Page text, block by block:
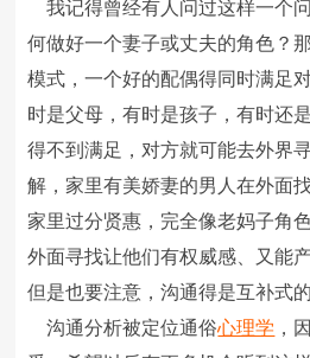
我记得曾经有人问过这样一个
何做好一个妻子或丈夫的角色？
模式，一个好的配偶得同时满足
时是父母，有时是孩子，有时还
得不到满足，对方就可能去外界
解，家里有美娇妻的男人在外面
家里过分贤惠，完全像老妈子角
外面寻找让他们有权威感、又能
但是也要注意，沟通得是互补式的
沟通分析被定位通俗心理学 ，